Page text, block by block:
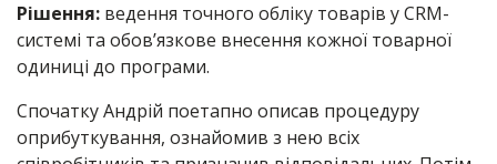
Рішення: ведення точного обліку товарів у CRM-
системі та обов’язкове внесення кожної товарної
одиниці до програми.
Спочатку Андрій поетапно описав процедуру
оприбуткування, ознайомив з нею всіх